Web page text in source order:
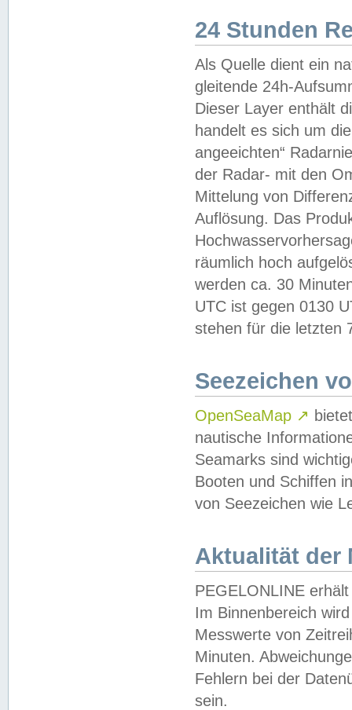
24 Stunden
Als Quelle dient ein
gleitende 24h-
Dieser Layer enthält
handelt es sich um
angeeichten“
der Radar- mit den
Mittelung von
Auflösung. Das
räumlich hoch
werden ca. 30
UTC ist gegen 0130
stehen für die letzten
Seezeichen
OpenSeaMap ↗
nautische
Seamarks sind
Booten und Schiffen
von Seezeichen wie
Aktualität der
PEGELONLINE
Im Binnenbereich
Messwerte von
Minuten.
Fehlern bei der
sein.